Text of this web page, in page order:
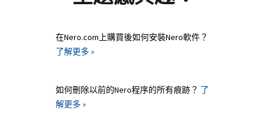
在Nero.com上購買後如何安裝Nero軟件？
了解更多 »
如何刪除以前的Nero程序的所有痕跡？ 了
解更多 »